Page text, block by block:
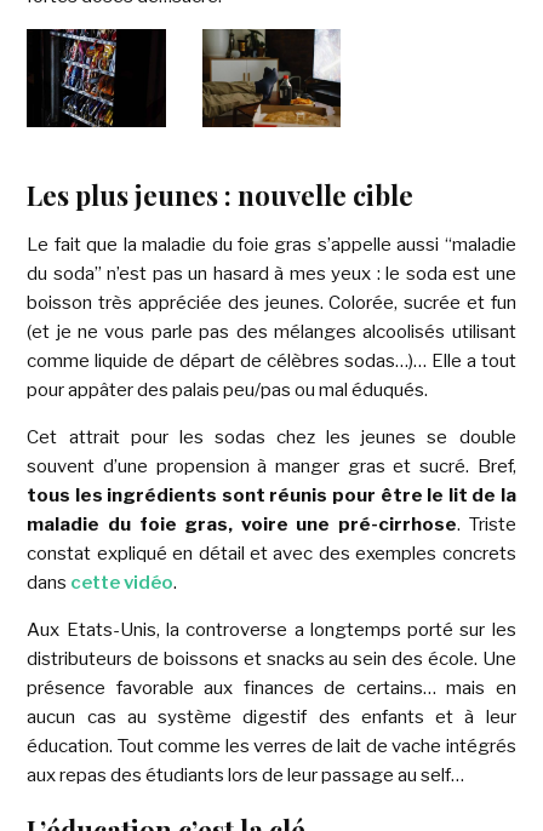
Les plus jeunes : nouvelle cible
Le fait que la maladie du foie gras s’appelle aussi “maladie
du soda” n’est pas un hasard à mes yeux : le soda est une
boisson très appréciée des jeunes. Colorée, sucrée et fun
(et je ne vous parle pas des mélanges alcoolisés utilisant
comme liquide de départ de célèbres sodas…)… Elle a tout
pour appâter des palais peu/pas ou mal éduqués.
Cet attrait pour les sodas chez les jeunes se double
souvent d’une propension à manger gras et sucré. Bref,
tous les ingrédients sont réunis pour être le lit de la
maladie du foie gras, voire une pré-cirrhose. Triste
constat expliqué en détail et avec des exemples concrets
dans cette vidéo.
Aux Etats-Unis, la controverse a longtemps porté sur les
distributeurs de boissons et snacksau sein des école. Une
présence favorable aux finances de certains… mais en
aucun cas au système digestif des enfants et à leur
éducation. Tout comme les verres de lait de vache intégrés
aux repas des étudiants lors de leur passage au self…